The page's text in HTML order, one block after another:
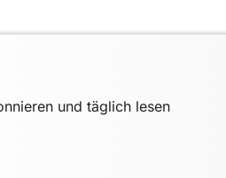
und täglich lesen